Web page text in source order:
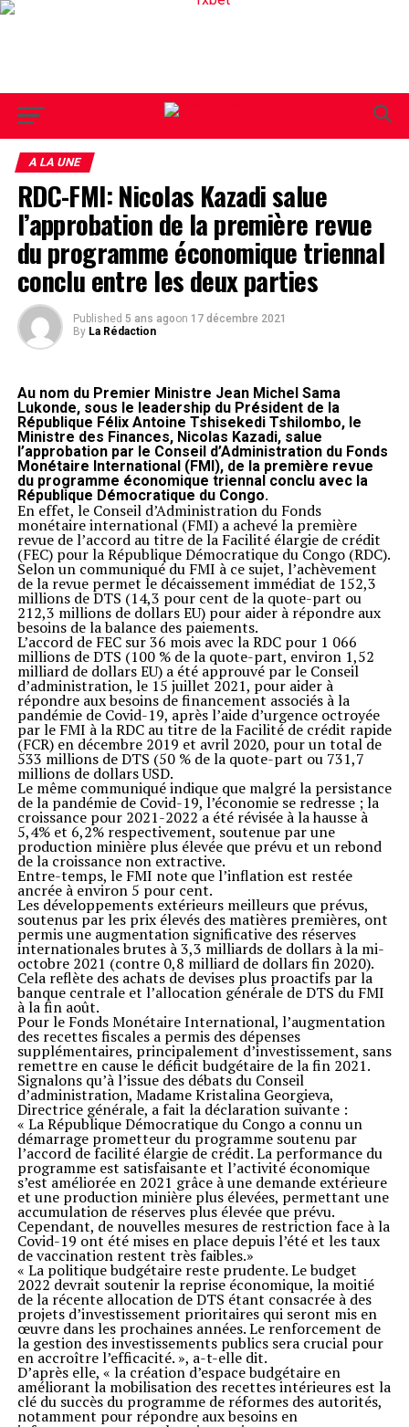
A LA UNE
RDC-FMI: Nicolas Kazadi salue
l’approbation de la première revue
du programme économique triennal
conclu entre les deux parties
Published 5 ans agoon 17 décembre 2021
By La Rédaction
Au nom du Premier Ministre Jean Michel Sama
Lukonde, sous le leadership du Président de la
République Félix Antoine Tshisekedi Tshilombo, le
Ministre des Finances, Nicolas Kazadi, salue
l’approbation par le Conseil d’Administration du Fonds
Monétaire International (FMI), de la première revue
du programme économique triennal conclu avec la
République Démocratique du Congo.
En effet, le Conseil d’Administration du Fonds
monétaire international (FMI) a achevé la première
revue de l’accord au titre de la Facilité élargie de crédit
(FEC) pour la République Démocratique du Congo (RDC).
Selon un communiqué du FMI à ce sujet, l’achèvement
de la revue permet le décaissement immédiat de 152,3
millions de DTS (14,3 pour cent de la quote-part ou
212,3 millions de dollars EU) pour aider à répondre aux
besoins de la balance des paiements.
L’accord de FEC sur 36 mois avec la RDC pour 1 066
millions de DTS (100 % de la quote-part, environ 1,52
milliard de dollars EU) a été approuvé par le Conseil
d’administration, le 15 juillet 2021, pour aider à
répondre aux besoins de financement associés à la
pandémie de Covid-19, après l’aide d’urgence octroyée
par le FMI à la RDC au titre de la Facilité de crédit rapide
(FCR) en décembre 2019 et avril 2020, pour un total de
533 millions de DTS (50 % de la quote-part ou 731,7
millions de dollars USD.
Le même communiqué indique que malgré la persistance
de la pandémie de Covid-19, l’économie se redresse ; la
croissance pour 2021-2022 a été révisée à la hausse à
5,4% et 6,2% respectivement, soutenue par une
production minière plus élevée que prévu et un rebond
de la croissance non extractive.
Entre-temps, le FMI note que l’inflation est restée
ancrée à environ 5 pour cent.
Les développements extérieurs meilleurs que prévus,
soutenus par les prix élevés des matières premières, ont
permis une augmentation significative des réserves
internationales brutes à 3,3 milliards de dollars à la mi-
octobre 2021 (contre 0,8 milliard de dollars fin 2020).
Cela reflète des achats de devises plus proactifs par la
banque centrale et l’allocation générale de DTS du FMI
à la fin août.
Pour le Fonds Monétaire International, l’augmentation
des recettes fiscales a permis des dépenses
supplémentaires, principalement d’investissement, sans
remettre en cause le déficit budgétaire de la fin 2021.
Signalons qu’à l’issue des débats du Conseil
d’administration, Madame Kristalina Georgieva,
Directrice générale, a fait la déclaration suivante :
« La République Démocratique du Congo a connu un
démarrage prometteur du programme soutenu par
l’accord de facilité élargie de crédit. La performance du
programme est satisfaisante et l’activité économique
s’est améliorée en 2021 grâce à une demande extérieure
et une production minière plus élevées, permettant une
accumulation de réserves plus élevée que prévu.
Cependant, de nouvelles mesures de restriction face à la
Covid-19 ont été mises en place depuis l’été et les taux
de vaccination restent très faibles.»
« La politique budgétaire reste prudente. Le budget
2022 devrait soutenir la reprise économique, la moitié
de la récente allocation de DTS étant consacrée à des
projets d’investissement prioritaires qui seront mis en
œuvre dans les prochaines années. Le renforcement de
la gestion des investissements publics sera crucial pour
en accroître l’efficacité. », a-t-elle dit.
D’après elle, « la création d’espace budgétaire en
améliorant la mobilisation des recettes intérieures est la
clé du succès du programme de réformes des autorités,
notamment pour répondre aux besoins en